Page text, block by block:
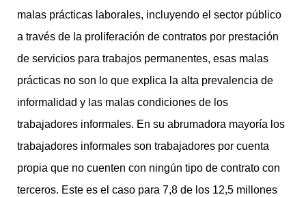
malas prácticas laborales, incluyendo el sector público
a través de la proliferación de contratos por prestación
de servicios para trabajos permanentes, esas malas
prácticas no son lo que explica la alta prevalencia de
informalidad y las malas condiciones de los
trabajadores informales. En su abrumadora mayoría los
trabajadores informales son trabajadores por cuenta
propia que no cuenten con ningún tipo de contrato con
terceros. Este es el caso para 7,8 de los 12,5 millones